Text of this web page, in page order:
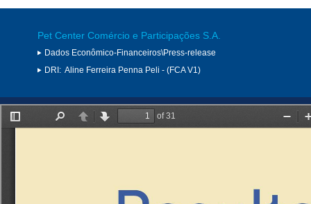
Pet Center Comércio e Participações S.A.
Dados Econômico-Financeiros\Press-release
DRI: Aline Ferreira Penna Peli - (FCA V1)